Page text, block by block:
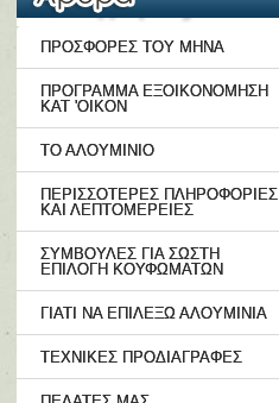
ΠΡΟΣΦΟΡΕΣ ΤΟΥ ΜΗΝΑ
ΠΡΟΓΡΑΜΜΑ ΕΞΟΙΚΟΝΟΜΗΣΗ
ΚΑΤ 'ΟΙΚΟΝ
ΤΟ ΑΛΟΥΜΙΝΙΟ
ΠΕΡΙΣΣΟΤΕΡΕΣ ΠΛΗΡΟΦΟΡΙΕΣ
ΚΑΙ ΛΕΠΤΟΜΕΡΕΙΕΣ
ΣΥΜΒΟΥΛΕΣ ΓΙΑ ΣΩΣΤΗ
ΕΠΙΛΟΓΗ ΚΟΥΦΩΜΑΤΩΝ
ΓΙΑΤΙ ΝΑ ΕΠΙΛΕΞΩ ΑΛΟΥΜΙΝΙΑ
ΤΕΧΝΙΚΕΣ ΠΡΟΔΙΑΓΡΑΦΕΣ